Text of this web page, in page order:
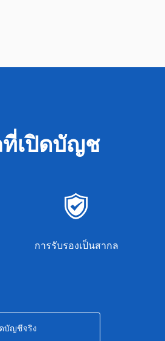
ที่เปิดบัญช
การรับรองเป็นสากล
บัญชีจริง